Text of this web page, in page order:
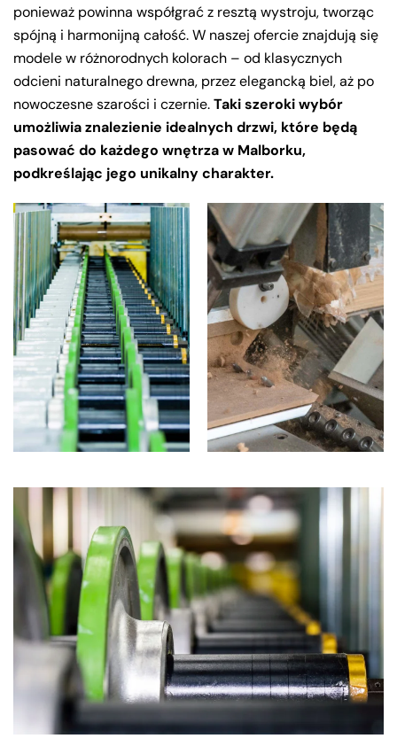
ponieważ powinna współgrać z resztą wystroju, tworząc
spójną i harmonijną całość. W naszej ofercie znajdują się
modele w różnorodnych kolorach – od klasycznych
odcieni naturalnego drewna, przez elegancką biel, aż po
nowoczesne szarości i czernie.Taki szeroki wybór
umożliwia znalezienie idealnych drzwi, które będą
pasować do każdego wnętrza w Malborku,
podkreślając jego unikalny charakter.